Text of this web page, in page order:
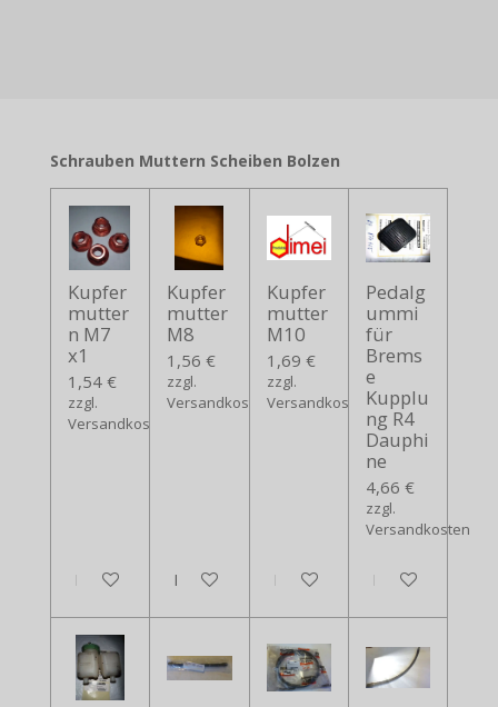
Schrauben Muttern Scheiben Bolzen
Kupfer
mutter
n M7
x1
1,54 €
zzgl.
Versandkosten
In den Warenkorb
Kupfer
mutter
M8
1,56 €
zzgl.
Versandkosten
In den Warenkorb
Kupfer
mutter
M10
1,69 €
zzgl.
Versandkosten
In den Warenkorb
Pedalg
ummi
für
Brems
e
Kupplu
ng R4
Dauphi
ne
4,66 €
zzgl.
Versandkosten
In den